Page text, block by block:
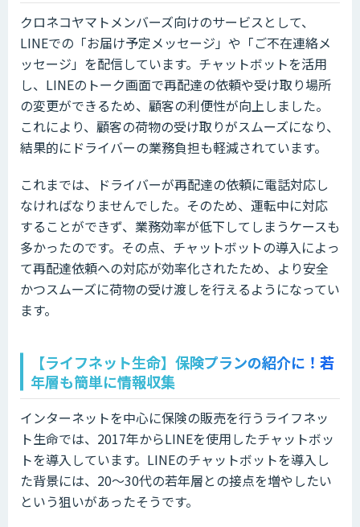
クロネコヤマトメンバーズ向けのサービスとして、
LINEでの「お届け予定メッセージ」や「ご不在連絡メ
ッセージ」を配信しています。チャットボットを活用
し、LINEのトーク画面で再配達の依頼や受け取り場所
の変更ができるため、顧客の利便性が向上しました。
これにより、顧客の荷物の受け取りがスムーズになり、
結果的にドライバーの業務負担も軽減されています。
これまでは、ドライバーが再配達の依頼に電話対応し
なければなりませんでした。そのため、運転中に対応
することができず、業務効率が低下してしまうケースも
多かったのです。その点、チャットボットの導入によっ
て再配達依頼への対応が効率化されたため、より安全
かつスムーズに荷物の受け渡しを行えるようになってい
ます。
【ライフネット生命】保険プランの紹介に！若
年層も簡単に情報収集
インターネットを中心に保険の販売を行うライフネッ
ト生命では、2017年からLINEを使用したチャットボッ
トを導入しています。LINEのチャットボットを導入し
た背景には、20〜30代の若年層との接点を増やしたい
という狙いがあったそうです。